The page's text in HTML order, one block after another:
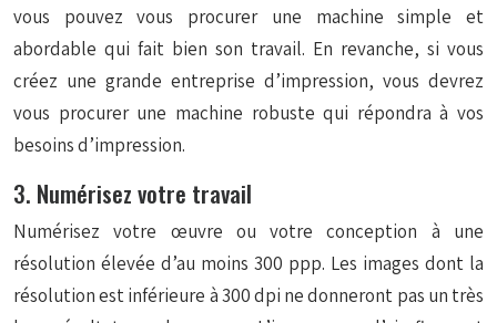
vous pouvez vous procurer une machine simple et
abordable qui fait bien son travail. En revanche, si vous
créez une grande entreprise d’impression, vous devrez
vous procurer une machine robuste qui répondra à vos
besoins d’impression.
3. Numérisez votre travail
Numérisez votre œuvre ou votre conception à une
résolution élevée d’au moins 300 ppp. Les images dont la
résolution est inférieure à 300 dpi ne donneront pas un très